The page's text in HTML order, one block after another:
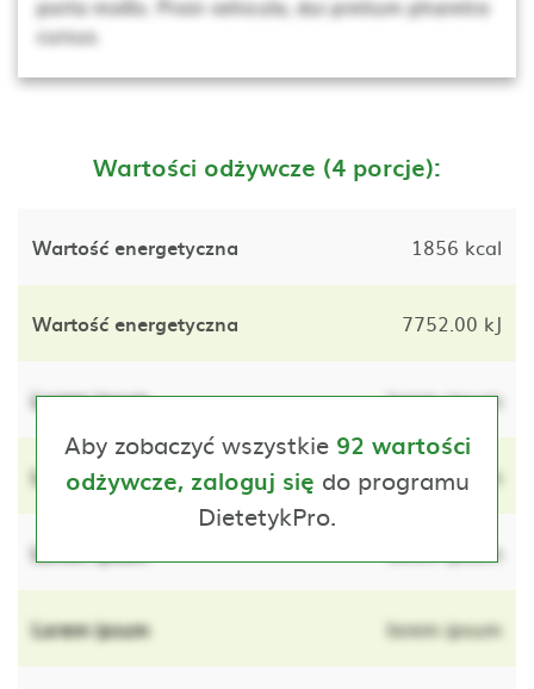
porta mollis. Proin vehicula, dui pretium pharetra
cursus.
Wartości odżywcze (4 porcje):
Wartość energetyczna 1856 kcal
Wartość energetyczna 7752.00 kJ
Lorem ipsum lorem ipsum
Lorem ipsum lorem ipsum
Lorem ipsum lorem ipsum
Lorem ipsum lorem ipsum
Aby zobaczyć wszystkie 92 wartości
odżywcze, zaloguj się do programu
DietetykPro.